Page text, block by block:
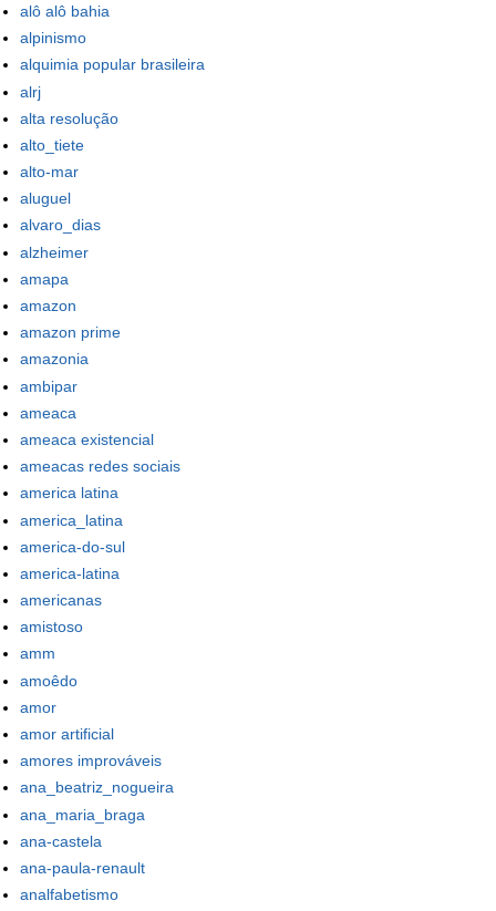
alô alô bahia
alpinismo
alquimia popular brasileira
alrj
alta resolução
alto_tiete
alto-mar
aluguel
alvaro_dias
alzheimer
amapa
amazon
amazon prime
amazonia
ambipar
ameaca
ameaca existencial
ameacas redes sociais
america latina
america_latina
america-do-sul
america-latina
americanas
amistoso
amm
amoêdo
amor
amor artificial
amores improváveis
ana_beatriz_nogueira
ana_maria_braga
ana-castela
ana-paula-renault
analfabetismo